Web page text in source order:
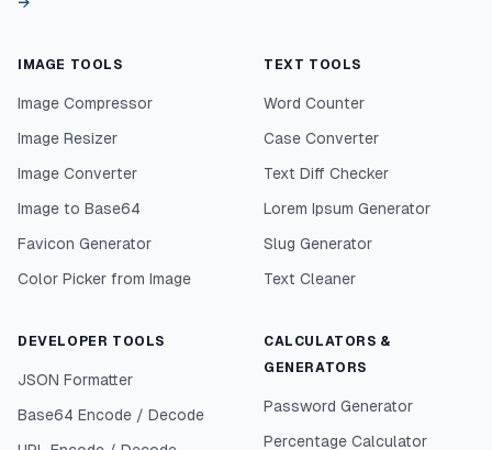
IMAGE TOOLS
Image Compressor
Image Resizer
Image Converter
Image to Base64
Favicon Generator
Color Picker from Image
TEXT TOOLS
Word Counter
Case Converter
Text Diff Checker
Lorem Ipsum Generator
Slug Generator
Text Cleaner
DEVELOPER TOOLS
JSON Formatter
Base64 Encode / Decode
CALCULATORS &
GENERATORS
Password Generator
Percentage Calculator